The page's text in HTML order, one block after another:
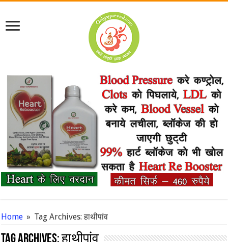
Home » Tag Archives: हाथीपांव
Tag Archives:हाथीपांव